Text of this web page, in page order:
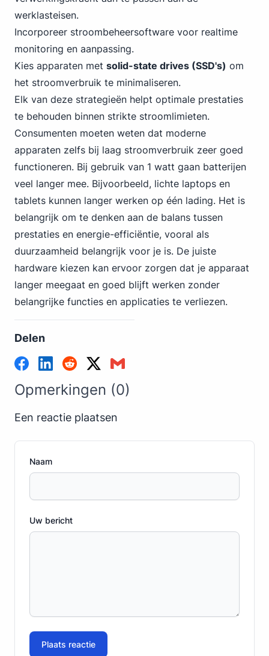
werklasteisen.
Incorporeer stroombeheersoftware voor realtime
monitoring en aanpassing.
Kies apparaten met solid-state drives (SSD's) om
het stroomverbruik te minimaliseren.
Elk van deze strategieën helpt optimale prestaties
te behouden binnen strikte stroomlimieten.
Consumenten moeten weten dat moderne
apparaten zelfs bij laag stroomverbruik zeer goed
functioneren. Bij gebruik van 1 watt gaan batterijen
veel langer mee. Bijvoorbeeld, lichte laptops en
tablets kunnen langer werken op één lading. Het is
belangrijk om te denken aan de balans tussen
prestaties en energie-efficiëntie, vooral als
duurzaamheid belangrijk voor je is. De juiste
hardware kiezen kan ervoor zorgen dat je apparaat
langer meegaat en goed blijft werken zonder
belangrijke functies en applicaties te verliezen.
Delen
Opmerkingen (0)
Een reactie plaatsen
Naam
Uw bericht
Plaats reactie